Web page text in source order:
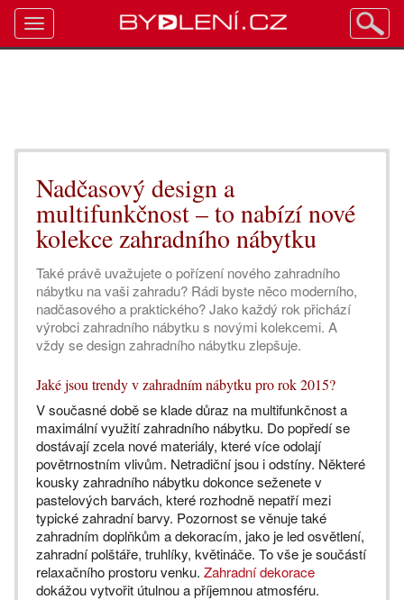
Nadčasový design a
multifunkčnost – to nabízí nové
kolekce zahradního nábytku
Také právě uvažujete o pořízení nového zahradního
nábytku na vaši zahradu? Rádi byste něco moderního,
nadčasového a praktického? Jako každý rok přichází
výrobci zahradního nábytku s novými kolekcemi. A
vždy se design zahradního nábytku zlepšuje.
Jaké jsou trendy v zahradním nábytku pro rok 2015?
V současné době se klade důraz na multifunkčnost a
maximální využití zahradního nábytku. Do popředí se
dostávají zcela nové materiály, které více odolají
povětrnostním vlivům. Netradiční jsou i odstíny. Některé
kousky zahradního nábytku dokonce seženete v
pastelových barvách, které rozhodně nepatří mezi
typické zahradní barvy. Pozornost se věnuje také
zahradním doplňkům a dekoracím, jako je led osvětlení,
zahradní polštáře, truhlíky, květináče. To vše je součástí
relaxačního prostoru venku. Zahradní dekorace
dokážou vytvořit útulnou a příjemnou atmosféru.
Toggle
navigation